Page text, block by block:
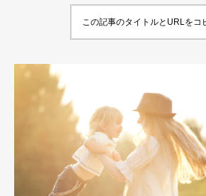
この記事のタイトルとURLをコ